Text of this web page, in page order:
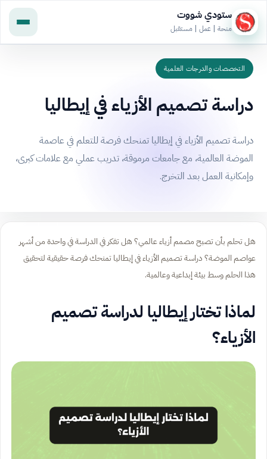
ستودي شووت
منحة | عمل | مستقبل
التخصصات والدرجات العلمية
دراسة تصميم الأزياء في إيطاليا
دراسة تصميم الأزياء في إيطاليا تمنحك فرصة للتعلم في عاصمة
الموضة العالمية، مع جامعات مرموقة، تدريب عملي مع علامات كبرى،
وإمكانية العمل بعد التخرج.
هل تحلم بأن تصبح مصمم أزياء عالمي؟ هل تفكر في الدراسة في واحدة من أشهر
عواصم الموضة؟ دراسة تصميم الأزياء في إيطاليا تمنحك فرصة حقيقية لتحقيق
هذا الحلم وسط بيئة إبداعية وعالمية.
لماذا تختار إيطاليا لدراسة تصميم
الأزياء؟